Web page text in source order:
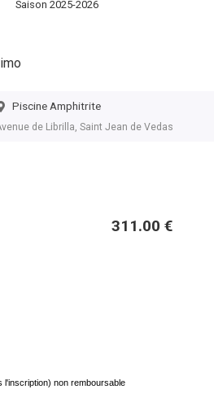
Saison 2025-2026
Piscine Amphitrite
de Librilla, Saint Jean de Vedas
311.00 €
non remboursable